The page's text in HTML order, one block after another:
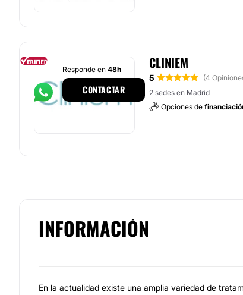
CLINIEM
5 (4
2 sedes en Madrid
Opciones de
Responde en 48h
CONTACTAR
INFORMACIÓN
En la actualidad existe una amplia variedad de